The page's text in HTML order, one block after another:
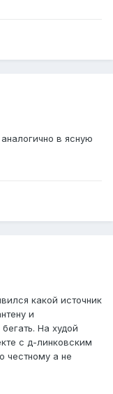
в ясную
какой источник
и
На худой
с д-линковским
честному а не